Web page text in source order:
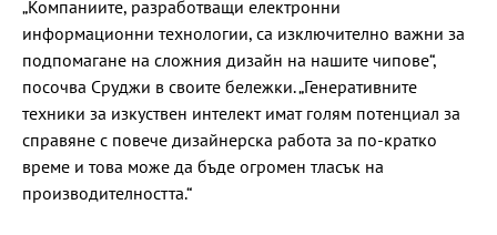
„Компаниите, разработващи електронни
информационни технологии, са изключително важни за
подпомагане на сложния дизайн на нашите чипове“,
посочва Сруджи в своите бележки. „Генеративните
техники за изкуствен интелект имат голям потенциал за
справяне с повече дизайнерска работа за по-кратко
време и това може да бъде огромен тласък на
производителността.“